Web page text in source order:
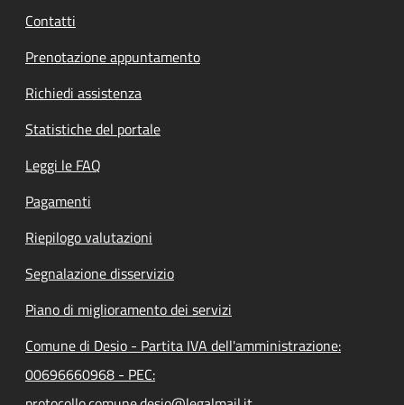
Contatti
Prenotazione appuntamento
Richiedi assistenza
Statistiche del portale
Leggi le FAQ
Pagamenti
Riepilogo valutazioni
Segnalazione disservizio
Piano di miglioramento dei servizi
Comune di Desio - Partita IVA dell'amministrazione:
00696660968 - PEC: